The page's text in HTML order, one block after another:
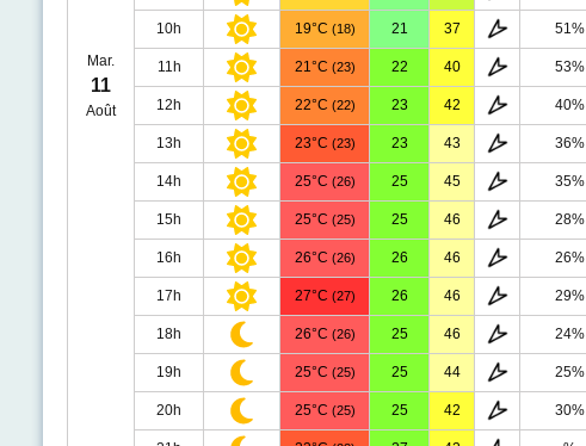
Mar.
11
Août
10h 19°C (18) 21 37 51%
11h 21°C (23) 22 40 53%
12h 22°C (22) 23 42 40%
13h 23°C (23) 23 43 36%
14h 25°C (26) 25 45 35%
15h 25°C (25) 25 46 28%
16h 26°C (26) 26 46 26%
17h 27°C (27) 26 46 29%
18h 26°C (26) 25 46 24%
19h 25°C (25) 25 44 25%
20h 25°C (25) 25 42 30%